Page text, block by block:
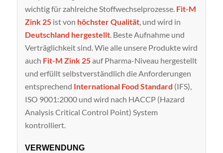
wichtig für zahlreiche Stoffwechselprozesse. Fit-M
Zink 25ist von höchster Qualität, und wird in
Deutschland hergestellt. Beste Aufnahme und
Verträglichkeit sind. Wie alle unsere Produkte wird
auch Fit-M Zink 25auf Pharma-Niveau hergestellt
und erfüllt selbstverständlich die Anforderungen
entsprechend International Food Standard (IFS),
ISO 9001:2000 und wird nach HACCP (Hazard
Analysis Critical Control Point) System
kontrolliert.
VERWENDUNG